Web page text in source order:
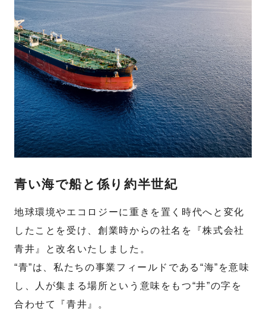
青い海で船と係り約半世紀
地球環境やエコロジーに重きを置く時代へと変化
したことを受け、創業時からの社名を『株式会社
青井』と改名いたしました。
“青”は、私たちの事業フィールドである“海”を意味
し、人が集まる場所という意味をもつ“井”の字を
合わせて『青井』。